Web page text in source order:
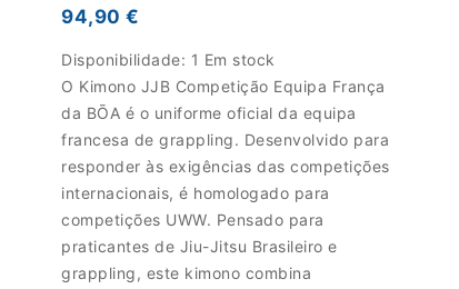
94,90 €
Disponibilidade: 1 Em stock
O Kimono JJB Competição Equipa França
da BŌA é o uniforme oficial da equipa
francesa de grappling. Desenvolvido para
responder às exigências das competições
internacionais, é homologado para
competições UWW. Pensado para
praticantes de Jiu-Jitsu Brasileiro e
grappling, este kimono combina